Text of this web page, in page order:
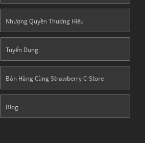
Nhượng Quyền Thương Hiệu
Tuyển Dụng
Bán Hàng Cùng Strawberry C-Store
Blog